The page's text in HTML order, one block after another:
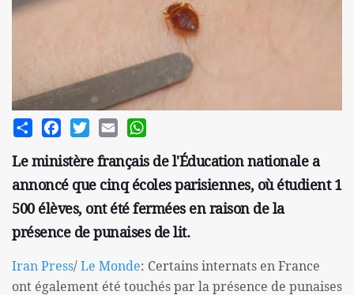
Share FacebookTwitterEmail
Le ministère français de l'Éducation nationale a
annoncé que cinq écoles parisiennes, où étudient 1
500 élèves, ont été fermées en raison de la
présence de punaises de lit.
Iran Press/Le Monde: Certains internats en France
ont également été touchés par la présence de punaises